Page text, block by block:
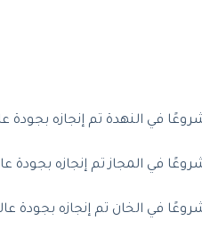
في النهدة تم إنجازه بجودة
في المجاز تم إنجازه بجودة
في الخان تم إنجازه بجودة